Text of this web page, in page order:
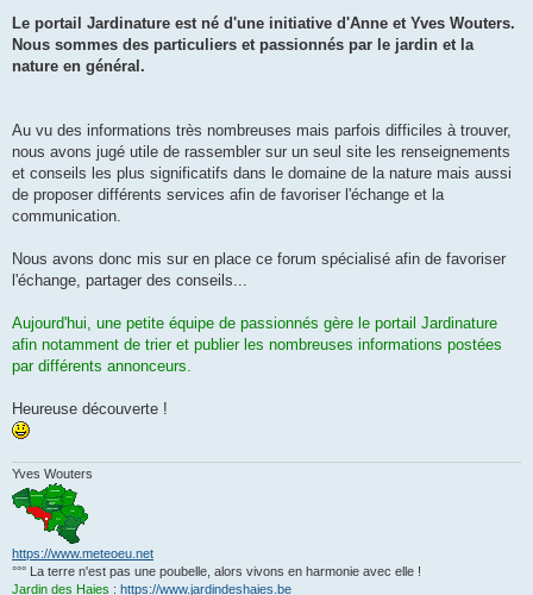
s
a
g
Le portail Jardinature est né d'une initiative d'Anne et Yves Wouters.
Nous sommes des particuliers et passionnés par le jardin et la
nature en général.
Au vu des informations très nombreuses mais parfois difficiles à trouver,
nous avons jugé utile de rassembler sur un seul site les renseignements
et conseils les plus significatifs dans le domaine de la nature mais aussi
de proposer différents services afin de favoriser l'échange et la
communication.
Nous avons donc mis sur en place ce forum spécialisé afin de favoriser
l'échange, partager des conseils...
Aujourd'hui, une petite équipe de passionnés gère le portail Jardinature
afin notamment de trier et publier les nombreuses informations postées
par différents annonceurs.
Heureuse découverte !
Yves Wouters
https://www.meteoeu.net
°°° La terre n'est pas une poubelle, alors vivons en harmonie avec elle !
Jardin des Haies : https://www.jardindeshaies.be